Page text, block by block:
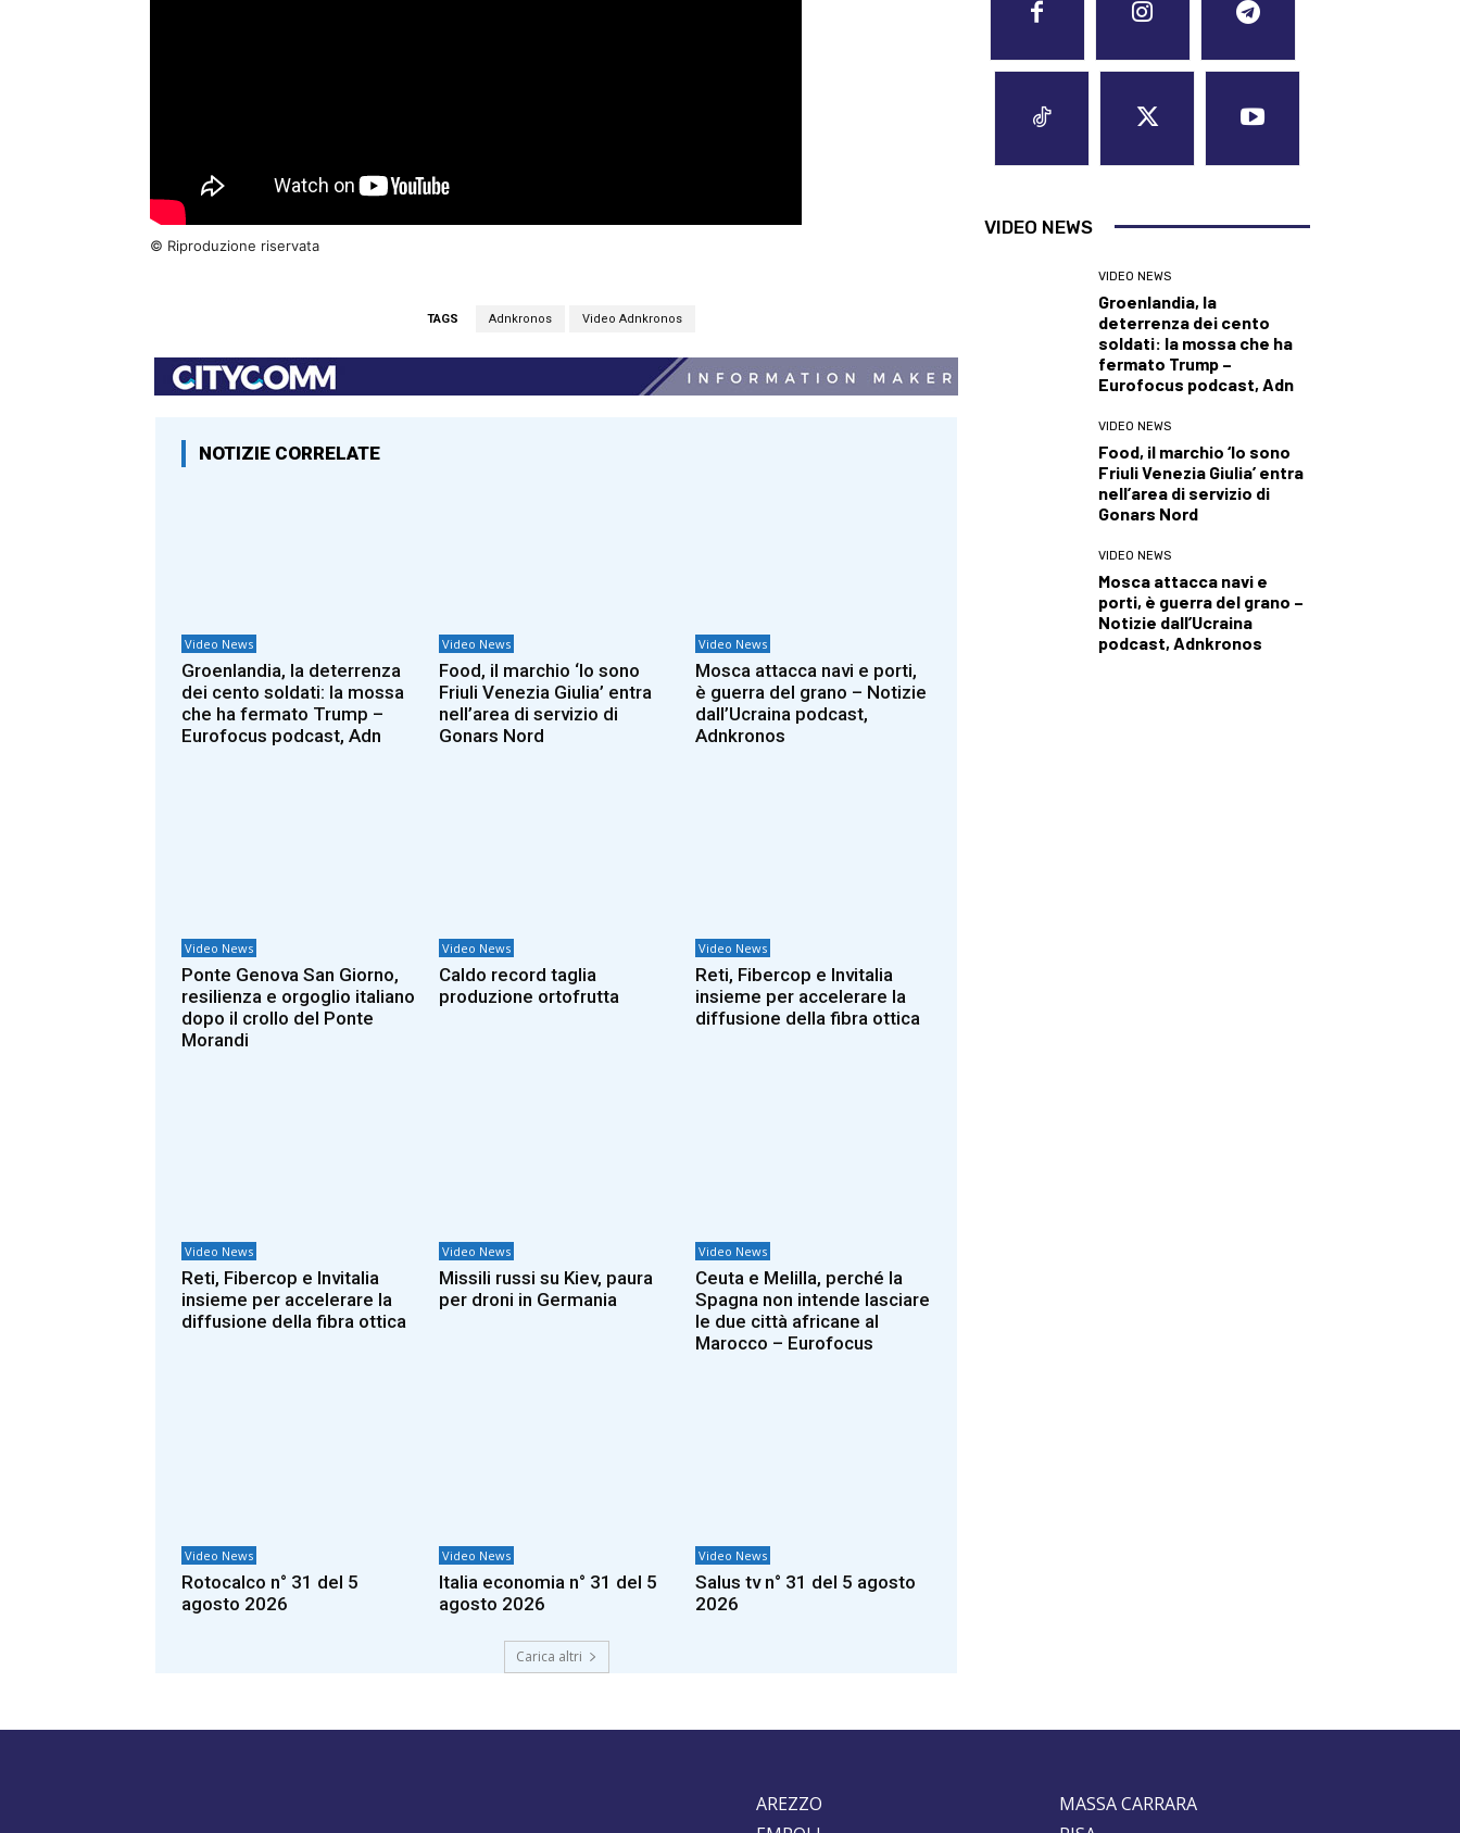
© Riproduzione riservata
TAGS Adnkronos Video Adnkronos
NOTIZIE CORRELATE
Video News
Groenlandia, la deterrenza
dei cento soldati: la mossa
che ha fermato Trump –
Eurofocus podcast, Adn
Video News
Food, il marchio ‘Io sono
Friuli Venezia Giulia’ entra
nell’area di servizio di
Gonars Nord
Video News
Mosca attacca navi e porti,
è guerra del grano – Notizie
dall’Ucraina podcast,
Adnkronos
Video News
Ponte Genova San Giorno,
resilienza e orgoglio italiano
dopo il crollo del Ponte
Morandi
Video News
Caldo record taglia
produzione ortofrutta
Video News
Reti, Fibercop e Invitalia
insieme per accelerare la
diffusione della fibra ottica
Video News
Reti, Fibercop e Invitalia
insieme per accelerare la
diffusione della fibra ottica
Video News
Missili russi su Kiev, paura
per droni in Germania
Video News
Ceuta e Melilla, perché la
Spagna non intende lasciare
le due città africane al
Marocco – Eurofocus
Video News
Rotocalco n° 31 del 5
agosto 2026
Video News
Italia economia n° 31 del 5
agosto 2026
Video News
Salus tv n° 31 del 5 agosto
2026
Carica altri
VIDEO NEWS
VIDEO NEWS
Groenlandia, la
deterrenza dei cento
soldati: la mossa che ha
fermato Trump –
Eurofocus podcast, Adn
VIDEO NEWS
Food, il marchio ‘Io sono
Friuli Venezia Giulia’ entra
nell’area di servizio di
Gonars Nord
VIDEO NEWS
Mosca attacca navi e
porti, è guerra del grano –
Notizie dall’Ucraina
podcast, Adnkronos
AREZZO
MASSA CARRARA